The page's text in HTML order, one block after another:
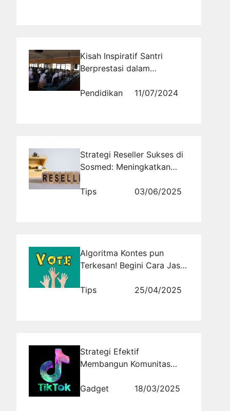
Kisah Inspiratif Santri
Berprestasi dalam
di SMA Boarding School Al
Pendidikan 11/07/2024
Strategi Reseller Sukses di
Sosmed: Meningkatkan
Tips
03/06/2025
Algoritma Kontes pun
Terkesan! Begini Cara Jasa
Validitas Hasil Akhir!
Tips 25/04/2025
Strategi Efektif
Membangun Komunitas
Gadget
18/03/2025